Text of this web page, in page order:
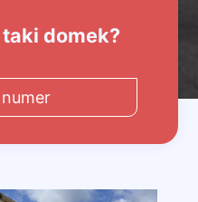
domek?